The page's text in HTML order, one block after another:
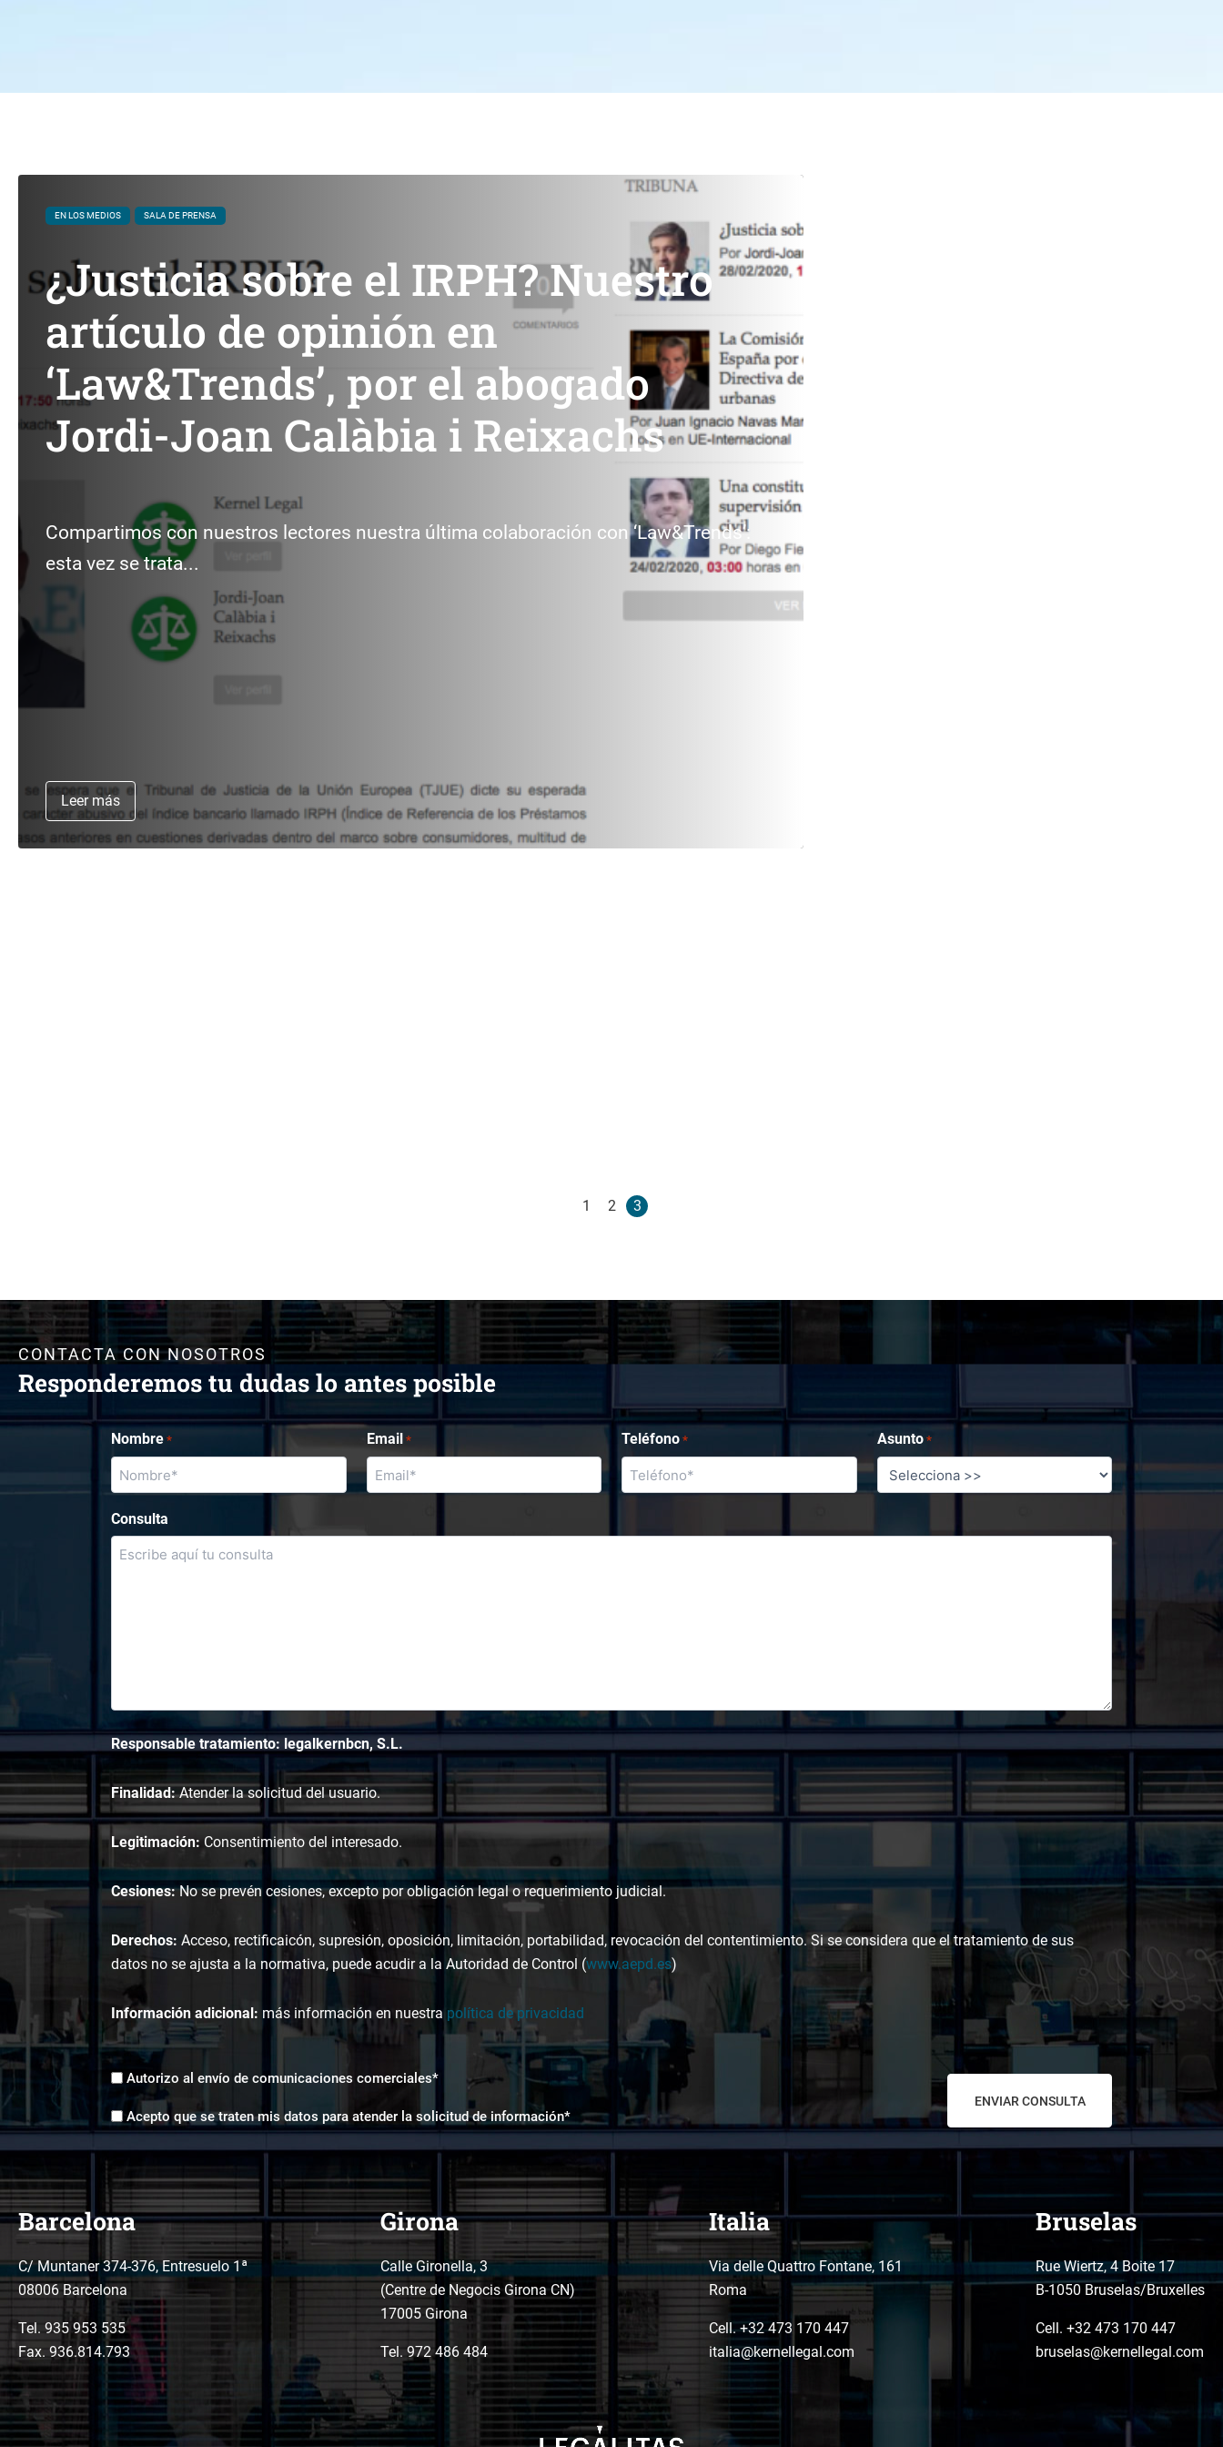
EN LOS MEDIOS SALA DE PRENSA
¿Justicia sobre el IRPH? Nuestro
artículo de opinión en
‘Law&Trends’, por el abogado
Jordi-Joan Calàbia i Reixachs
Compartimos con nuestros lectores nuestra última colaboración con ‘Law&Trends’:
esta vez se trata...
Leer más
1 2 3
CONTACTA CON NOSOTROS
Responderemos tu dudas lo antes posible
Nombre * Email * Teléfono * Asunto *
Consulta
Responsable tratamiento: legalkernbcn, S.L.
Finalidad:Atender la solicitud del usuario.
Legitimación: Consentimiento del interesado.
Cesiones:No se prevén cesiones, excepto por obligación legal o requerimiento judicial.
Derechos: Acceso, rectificaicón, supresión, oposición, limitación, portabilidad, revocación del contentimiento. Si se considera que el tratamiento de sus
datos no se ajusta a la normativa, puede acudir a la Autoridad de Control (www.aepd.es)
Información adicional: más información en nuestra política de privacidad
Envíos
comerciales
*
Autorizo al envío de comunicaciones comerciales*
Aceptación
tratamiento
de
*
Acepto que se traten mis datos para atender la solicitud de información*
Barcelona
C/ Muntaner 374-376, Entresuelo 1ª
08006 Barcelona
Tel. 935 953 535
Fax. 936.814.793
Girona
Calle Gironella, 3
(Centre de Negocis Girona CN)
17005 Girona
Tel.972 486 484
Italia
Via delle Quattro Fontane, 161
Roma
Cell. +32 473 170 447
italia@kernellegal.com
Bruselas
Rue Wiertz, 4 Boite 17
B-1050 Bruselas/Bruxelles
Cell. +32 473 170 447
bruselas@kernellegal.com